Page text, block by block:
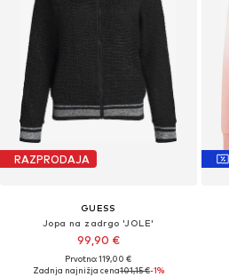
RAZPRODAJA
GUESS
Jopa na zadrgo 'JOLE'
99,90 €
Prvotno: 119,00 €
Zadnja najnižja cena101,15 €-1%